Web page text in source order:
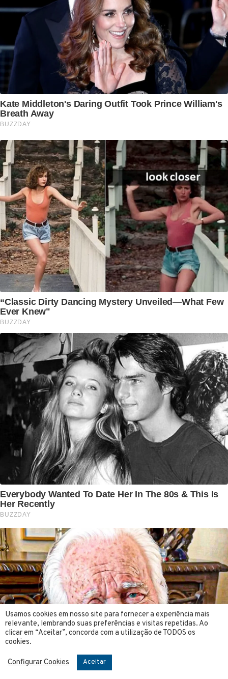
Usamos cookies em nosso site para fornecer a experiência mais
relevante, lembrando suas preferências e visitas repetidas. Ao
clicar em “Aceitar”, concorda com a utilização de TODOS os
cookies.
Configurar Cookies Aceitar